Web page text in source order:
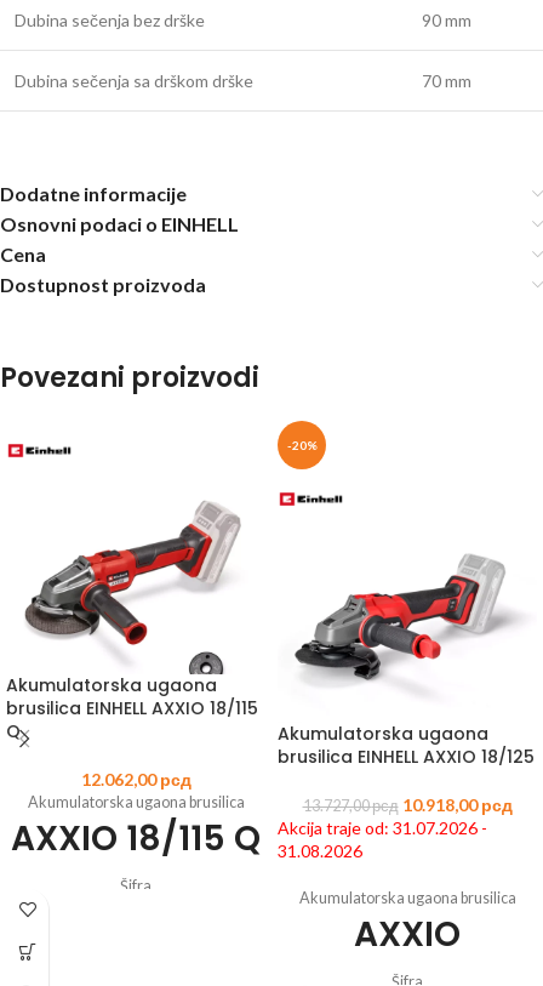
Dubina sečenja bez drške 90 mm
Dubina sečenja sa drškom drške 70 mm
Dodatne informacije
Osnovni podaci o EINHELL
Cena
Dostupnost proizvoda
Povezani proizvodi
Akumulatorska ugaona
brusilica EINHELL AXXIO 18/115
Q
12.062,00рсд
Akumulatorska ugaona brusilica
AXXIO 18/115 Q
Šifra
artikla:
-20%
Akumulatorska ugaona
brusilica EINHELL AXXIO 18/125
13.727,00рсд 10.918,00рсд
Akcija traje od: 31.07.2026 -
31.08.2026
Akumulatorska ugaona brusilica
AXXIO
Šifra